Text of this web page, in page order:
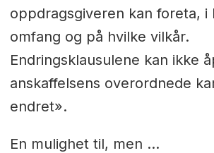
oppdragsgiveren kan foreta, i
omfang og på hvilke vilkår.
Endringsklausulene kan ikke
anskaffelsens overordnede
endret».
En mulighet til, men …